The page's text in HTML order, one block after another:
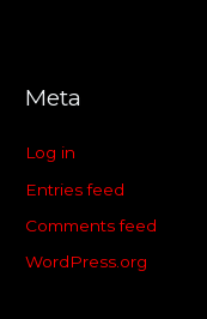
Meta
Log in
Entries feed
Comments feed
WordPress.org